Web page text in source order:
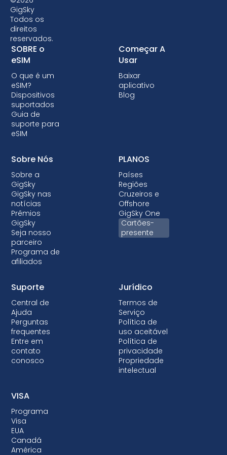
a tecnologia eSIM, portanto, é fundamental
verificar a compatibilidade antes de optar
por um plano de dados eSIM. Algumas
operadoras também podem bloquear seu
dispositivo, impedindo-o de usar eSIMs.
Embora o bloqueio não seja permitido na
maioria dos países, quando é feito, quase
sempre vem com planos pós-pagos em que
o dispositivo está sendo financiado.
GigSky
Todos os
direitos
reservados.
SOBRE o
eSIM
O que é um
eSIM?
Dispositivos
suportados
Guia de
suporte para
eSIM
Começar A
Usar
Baixar
aplicativo
Blog
Sobre Nós
Sobre a
GigSky
GigSky nas
notícias
Prêmios
GigSky
Seja nosso
parceiro
Programa de
afiliados
PLANOS
Países
Regiões
Cruzeiros e
Offshore
GigSky One
Cartões-
presente
Suporte
Central de
Ajuda
Perguntas
frequentes
Entre em
contato
conosco
Jurídico
Termos de
Serviço
Política de
uso aceitável
Política de
privacidade
Propriedade
intelectual
VISA
Programa
Visa
EUA
Canadá
América